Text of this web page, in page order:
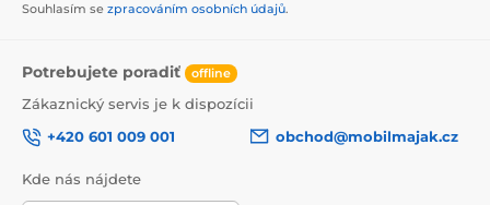
Souhlasím se zpracováním osobních údajů.
Potrebujete poradiť offline
Zákaznický servis je k dispozícii
+420 601 009 001
obchod@mobilmajak.cz
Kde nás nájdete